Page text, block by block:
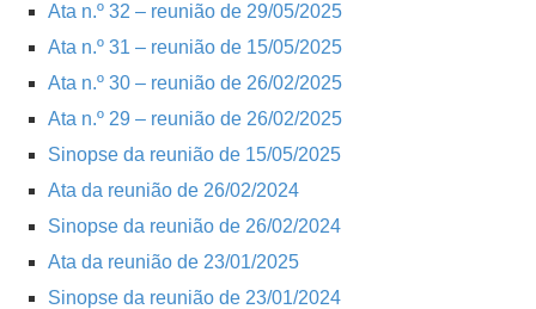
Ata n.º 32 – reunião de 29/05/2025
Ata n.º 31 – reunião de 15/05/2025
Ata n.º 30 – reunião de 26/02/2025
Ata n.º 29 – reunião de 26/02/2025
Sinopse da reunião de 15/05/2025
Ata da reunião de 26/02/2024
Sinopse da reunião de 26/02/2024
Ata da reunião de 23/01/2025
Sinopse da reunião de 23/01/2024